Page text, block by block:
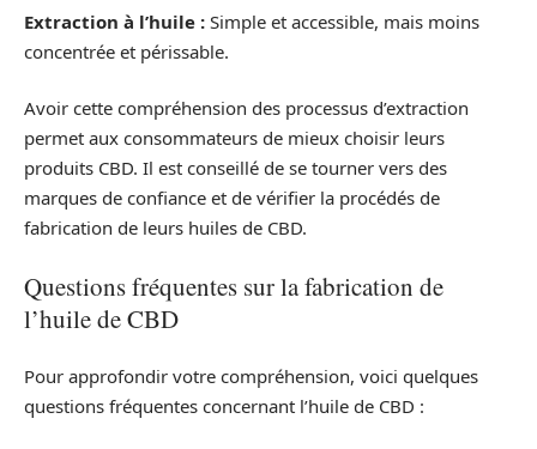
Extraction à l’huile : Simple et accessible, mais moins
concentrée et périssable.
Avoir cette compréhension des processus d’extraction
permet aux consommateurs de mieux choisir leurs
produits CBD. Il est conseillé de se tourner vers des
marques de confiance et de vérifier la procédés de
fabrication de leurs huiles de CBD.
Questions fréquentes sur la fabrication de
l’huile de CBD
Pour approfondir votre compréhension, voici quelques
questions fréquentes concernant l’huile de CBD :